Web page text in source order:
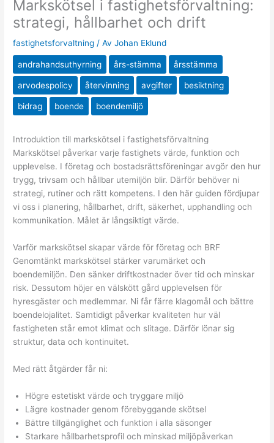
Markskötsel i fastighetsförvaltning:
strategi, hållbarhet och drift
fastighetsforvaltning / AvJohan Eklund
andrahandsuthyrning års-stämma årsstämma
arvodespolicy återvinning avgifter besiktning
bidrag boende boendemiljö
Introduktion till markskötsel i fastighetsförvaltning
Markskötsel påverkar varje fastighets värde, funktion och
upplevelse. I företag och bostadsrättsföreningar avgör den hur
trygg, trivsam och hållbar utemiljön blir. Därför behöver ni
strategi, rutiner och rätt kompetens. I den här guiden fördjupar
vi oss i planering, hållbarhet, drift, säkerhet, upphandling och
kommunikation. Målet är långsiktigt värde.
Varför markskötsel skapar värde för företag och BRF
Genomtänkt markskötsel stärker varumärket och
boendemiljön. Den sänker driftkostnader över tid och minskar
risk. Dessutom höjer en välskött gård upplevelsen för
hyresgäster och medlemmar. Ni får färre klagomål och bättre
boendelojalitet. Samtidigt påverkar kvaliteten hur väl
fastigheten står emot klimat och slitage. Därför lönar sig
struktur, data och kontinuitet.
Med rätt åtgärder får ni:
Högre estetiskt värde och tryggare miljö
Lägre kostnader genom förebyggande skötsel
Bättre tillgänglighet och funktion i alla säsonger
Starkare hållbarhetsprofil och minskad miljöpåverkan